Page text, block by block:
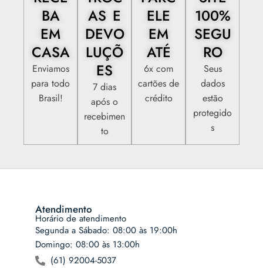
BA
EM
CASA
Enviamos
para todo
Brasil!
AS E
DEVO
LUÇÕ
ES
7 dias
após o
recebimen
to
ELE
EM
ATÉ
6x com
cartões de
crédito
100%
SEGU
RO
Seus
dados
estão
protegido
s
Atendimento
Horário de atendimento
Segunda a Sábado: 08:00 às 19:00h
Domingo: 08:00 às 13:00h
(61) 92004-5037